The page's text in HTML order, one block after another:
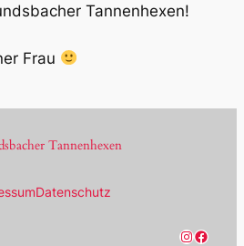
Tannenhexen!
Frau
Tannenhexen
Datenschutz
InstagramFacebook